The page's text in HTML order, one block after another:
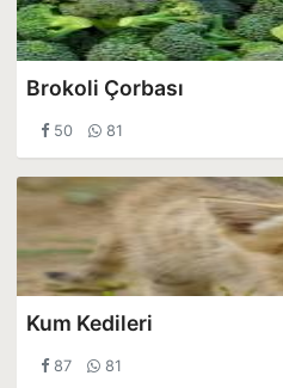
Brokoli Çorbası
50 81
Kum Kedileri
87 81